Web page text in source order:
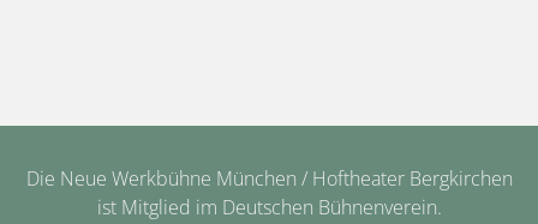
Die Neue Werkbühne München / Hoftheater Bergkirchen
ist Mitglied im Deutschen Bühnenverein.